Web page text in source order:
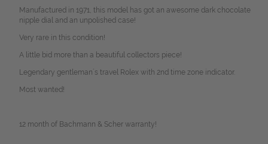
Manufactured in 1971, this model has got an awesome dark chocolate
nipple dial and an unpolished case!
Very rare in this condition!
A little bid more than a beautiful collectors piece!
Legendary gentleman´s travel Rolex with 2nd time zone indicator.
Most wanted!
12 month of Bachmann & Scher warranty!